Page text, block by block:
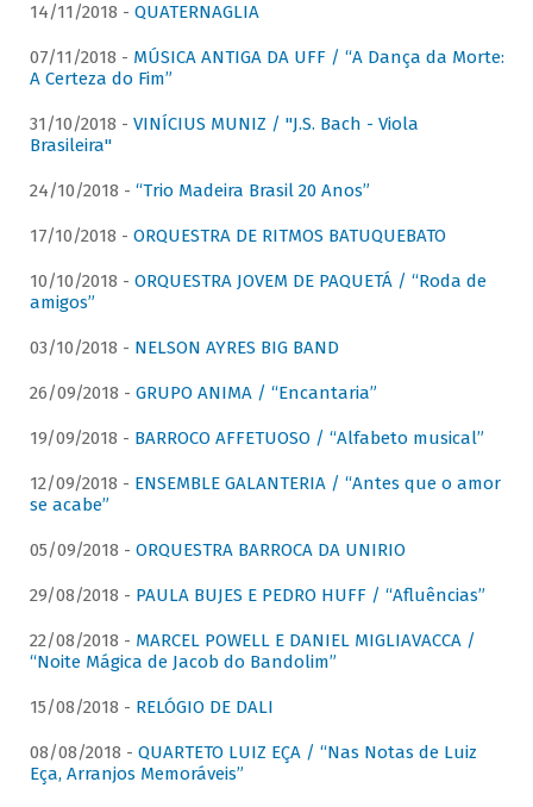
14/11/2018 - QUATERNAGLIA
07/11/2018 - MÚSICA ANTIGA DA UFF / “A Dança da Morte:
A Certeza do Fim”
31/10/2018 - VINÍCIUS MUNIZ / "J.S. Bach - Viola
Brasileira"
24/10/2018 - “Trio Madeira Brasil 20 Anos”
17/10/2018 - ORQUESTRA DE RITMOS BATUQUEBATO
10/10/2018 - ORQUESTRA JOVEM DE PAQUETÁ / “Roda de
amigos”
03/10/2018 - NELSON AYRES BIG BAND
26/09/2018 - GRUPO ANIMA / “Encantaria”
19/09/2018 - BARROCO AFFETUOSO / “Alfabeto musical”
12/09/2018 - ENSEMBLE GALANTERIA / “Antes que o amor
se acabe”
05/09/2018 - ORQUESTRA BARROCA DA UNIRIO
29/08/2018 - PAULA BUJES E PEDRO HUFF / “Afluências”
22/08/2018 - MARCEL POWELL E DANIEL MIGLIAVACCA /
“Noite Mágica de Jacob do Bandolim”
15/08/2018 - RELÓGIO DE DALI
08/08/2018 - QUARTETO LUIZ EÇA / “Nas Notas de Luiz
Eça, Arranjos Memoráveis”